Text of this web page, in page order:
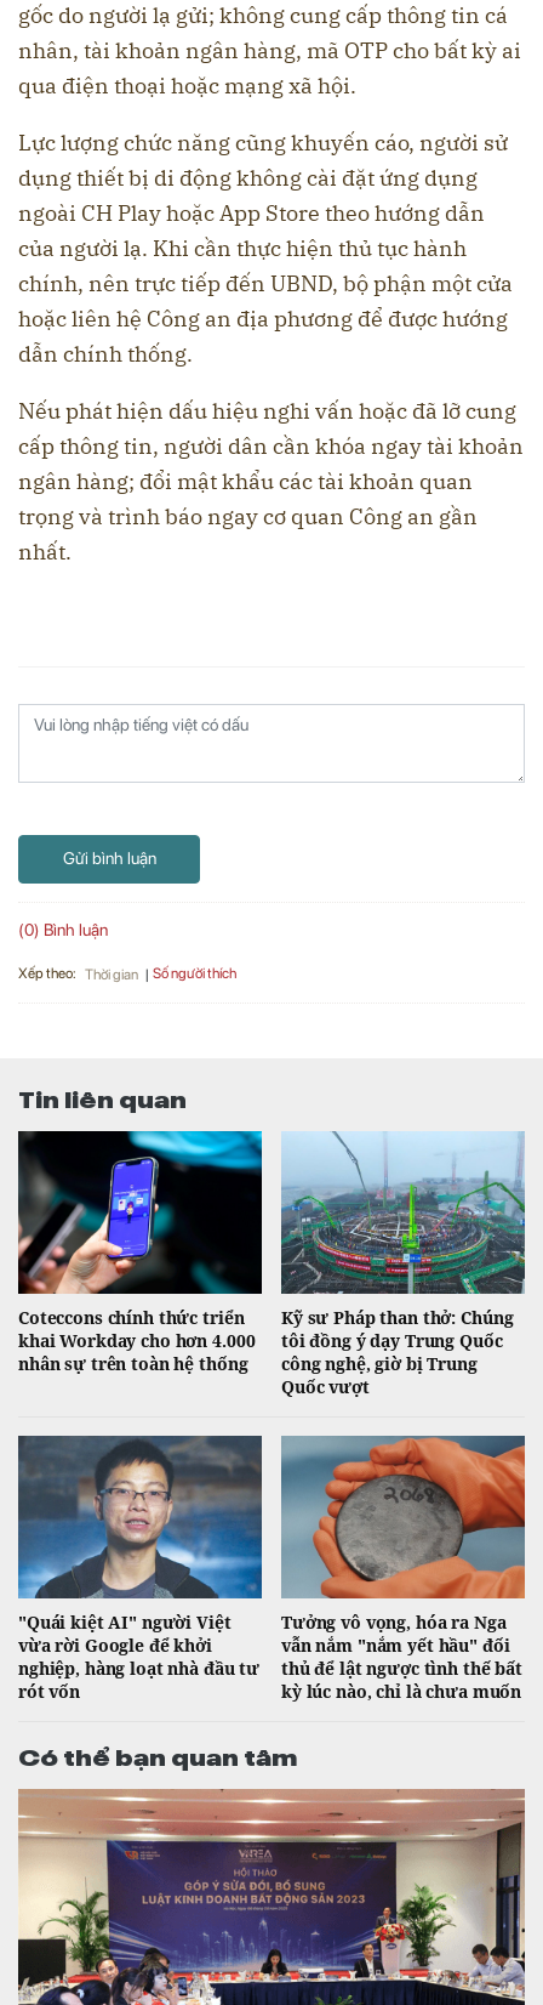
gốc do người lạ gửi; không cung cấp thông tin cá
nhân, tài khoản ngân hàng, mã OTP cho bất kỳ ai
qua điện thoại hoặc mạng xã hội.
Lực lượng chức năng cũng khuyến cáo, người sử
dụng thiết bị di động không cài đặt ứng dụng
ngoài CH Play hoặc App Store theo hướng dẫn
của người lạ. Khi cần thực hiện thủ tục hành
chính, nên trực tiếp đến UBND, bộ phận một cửa
hoặc liên hệ Công an địa phương để được hướng
dẫn chính thống.
Nếu phát hiện dấu hiệu nghi vấn hoặc đã lỡ cung
cấp thông tin, người dân cần khóa ngay tài khoản
ngân hàng; đổi mật khẩu các tài khoản quan
trọng và trình báo ngay cơ quan Công an gần
nhất.
Gửi bình luận
(0) Bình luận
Xếp theo: Thời gian Số người thích
Tin liên quan
Coteccons chính thức triển
khai Workday cho hơn 4.000
nhân sự trên toàn hệ thống
Kỹ sư Pháp than thở: Chúng
tôi đồng ý dạy Trung Quốc
công nghệ, giờ bị Trung
Quốc vượt
"Quái kiệt AI" người Việt
vừa rời Google để khởi
nghiệp, hàng loạt nhà đầu tư
rót vốn
Tưởng vô vọng, hóa ra Nga
vẫn nắm "nắm yết hầu" đối
thủ để lật ngược tình thế bất
kỳ lúc nào, chỉ là chưa muốn
Có thể bạn quan tâm